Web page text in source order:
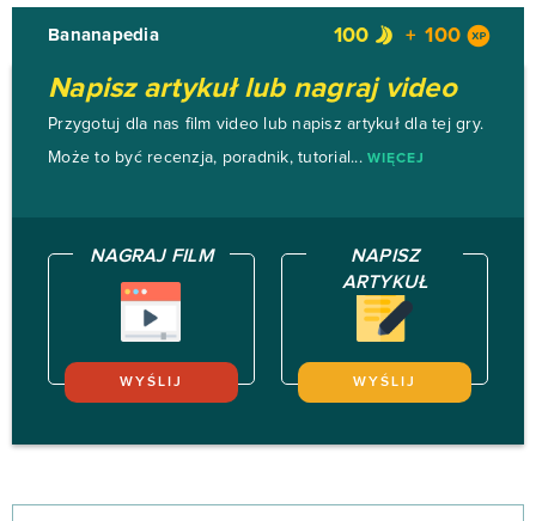
Bananapedia 100 100
Napisz artykuł lub nagraj video
Przygotuj dla nas film video lub napisz artykuł dla tej gry.
Może to być recenzja, poradnik, tutorial... WIĘCEJ
NAGRAJ FILM
WYŚLIJ
NAPISZ
ARTYKUŁ
WYŚLIJ